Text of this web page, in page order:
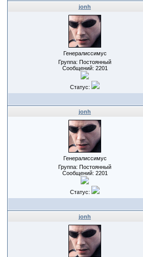
jonh
Генералиссимус
Группа: Постоянный
Сообщений: 2201
Статус:
jonh
Генералиссимус
Группа: Постоянный
Сообщений: 2201
Статус:
jonh